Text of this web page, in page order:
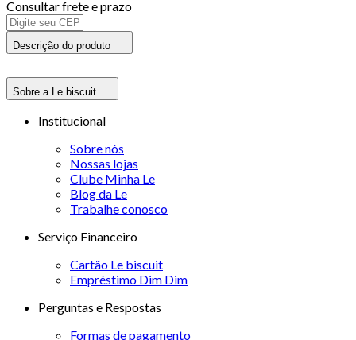
Consultar frete e prazo
Descrição do produto
Sobre a Le biscuit
Institucional
Sobre nós
Nossas lojas
Clube Minha Le
Blog da Le
Trabalhe conosco
Serviço Financeiro
Cartão Le biscuit
Empréstimo Dim Dim
Perguntas e Respostas
Formas de pagamento